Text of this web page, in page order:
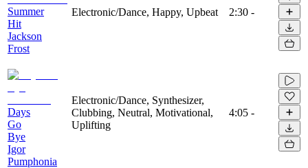
Summer
Hit
Jackson
Frost
Electronic/Dance, Happy, Upbeat 2:30 -
Days
Go
Bye
Igor
Pumphonia
Electronic/Dance, Synthesizer,
Clubbing, Neutral, Motivational,
Uplifting
4:05 -